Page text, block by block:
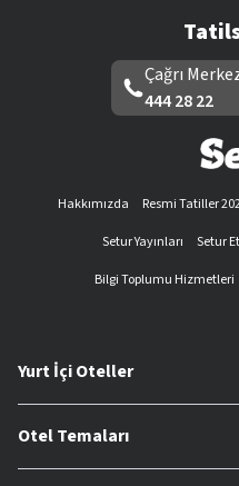
Çağrı
444 28 22
Hakkımızda Resmi Tatiller
Setur Yayınları
Setur
Bilgi Toplumu Hizmetleri
Yurt İçi Oteller
Otel Temaları